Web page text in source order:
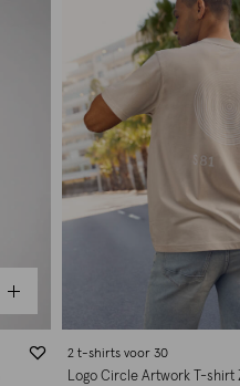
2 t-shirts voor 30
Logo Circle Artwork T-shirt